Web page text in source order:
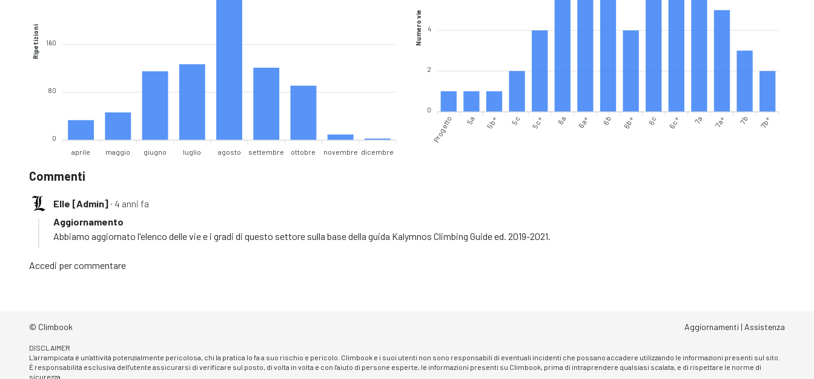
160
80
0
Ripetizioni
aprile maggio giugno luglio agosto settembre ottobre novembre dicembre
4
2
0
Numero vie
Progetto 5a 5b+ 5c 5c+ 6a 6a+ 6b 6b+ 6c 6c+ 7a 7a+ 7b 7b+
Commenti
Elle [Admin] ∙ 4 anni fa
Aggiornamento
Abbiamo aggiornato l'elenco delle vie e i gradi di questo settore sulla base della guida Kalymnos Climbing Guide ed. 2019-2021.
Accedi per commentare
© Climbook Aggiornamenti | Assistenza
DISCLAIMER
L'arrampicata è un'attività potenzialmente pericolosa, chi la pratica lo fa a suo rischio e pericolo. Climbook e i suoi utenti non sono responsabili di eventuali incidenti che possano accadere utilizzando le informazioni presenti sul sito.
È responsabilità esclusiva dell'utente assicurarsi di verificare sul posto, di volta in volta e con l'aiuto di persone esperte, le informazioni presenti su Climbook, prima di intraprendere qualsiasi scalata, e di rispettare le norme di
sicurezza.